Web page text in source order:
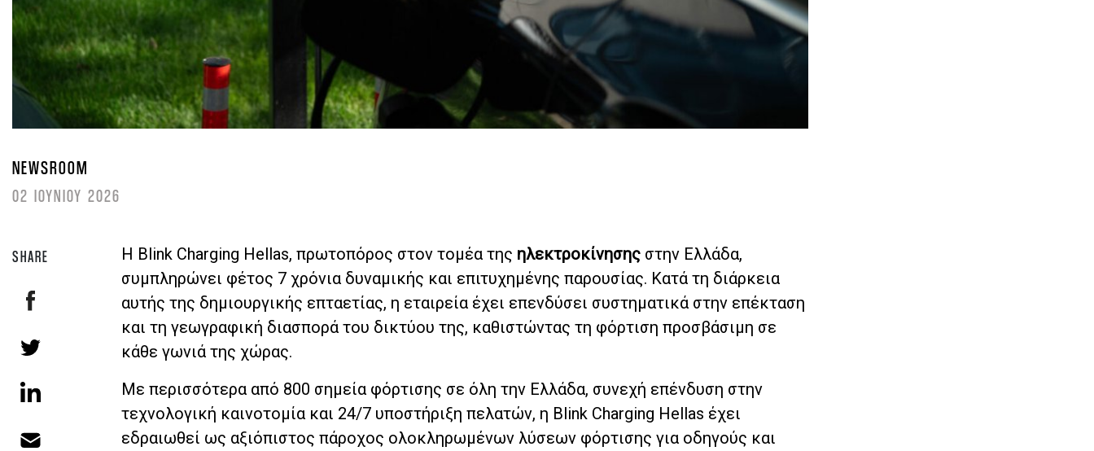
NEWSROOM
02 ΙΟΥΝΙΟΥ 2026
SHARE Η Blink Charging Hellas, πρωτοπόρος στον τομέα της ηλεκτροκίνησης στην Ελλάδα,
συμπληρώνει φέτος 7 χρόνια δυναμικής και επιτυχημένης παρουσίας. Κατά τη διάρκεια
αυτής της δημιουργικής επταετίας, η εταιρεία έχει επενδύσει συστηματικά στην επέκταση
και τη γεωγραφική διασπορά του δικτύου της, καθιστώντας τη φόρτιση προσβάσιμη σε
κάθε γωνιά της χώρας.
Με περισσότερα από 800 σημεία φόρτισης σε όλη την Ελλάδα, συνεχή επένδυση στην
τεχνολογική καινοτομία και 24/7 υποστήριξη πελατών, η Blink Charging Hellas έχει
εδραιωθεί ως αξιόπιστος πάροχος ολοκληρωμένων λύσεων φόρτισης για οδηγούς και